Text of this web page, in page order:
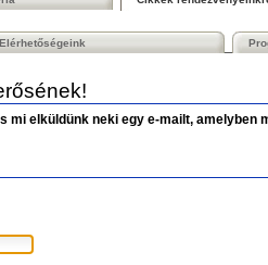
Elérhetőségeink
mi elküldünk neki egy e-mailt, amelyben